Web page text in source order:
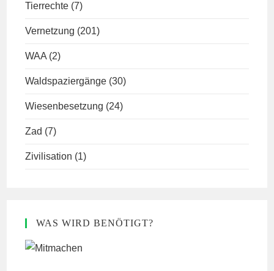
Tierrechte (7)
Vernetzung (201)
WAA (2)
Waldspaziergänge (30)
Wiesenbesetzung (24)
Zad (7)
Zivilisation (1)
WAS WIRD BENÖTIGT?